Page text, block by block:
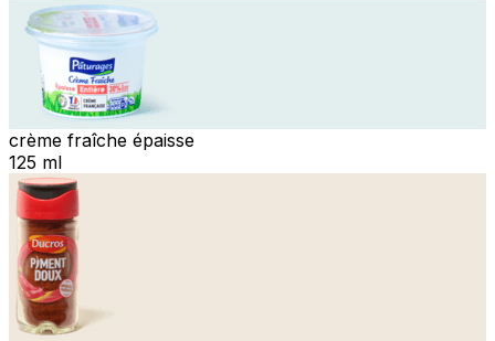
crème fraîche épaisse
125 ml